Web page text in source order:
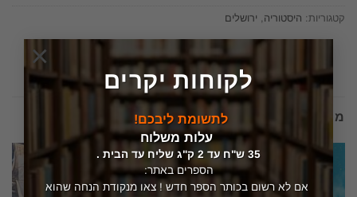
לקוחות יקרים
לתשומת ליבכם!
עלות משלוח
35 ש"ח עד 2 ק"ג שליח עד הבית .
הספרים באתר:
אם לא רשום בכותר הספר חדש ! צאו מנקודת הנחה שהוא
×
קטגוריות: היסטוריה , ירושלים
מוצרים קשורים